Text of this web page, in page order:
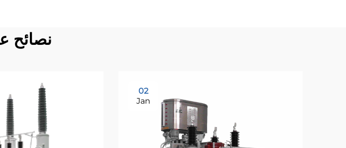
نصائح
02
Jan